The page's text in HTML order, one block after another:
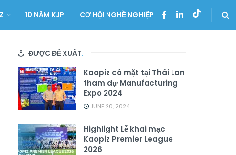
10 NĂM KJP CƠ HỘI NGHỀ NGHIỆP
ĐƯỢC ĐỀ XUẤT.
Kaopiz có mặt tại Thái Lan
tham dự Manufacturing
Expo 2024
JUNE 20, 2024
Highlight Lễ khai mạc
Kaopiz Premier League
2026